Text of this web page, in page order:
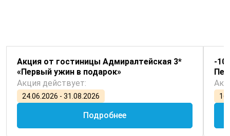
Акция от гостиницы Адмиралтейская 3*
«Первый ужин в подарок»
Акция действует:
24.06.2026 - 31.08.2026
Подробнее
-